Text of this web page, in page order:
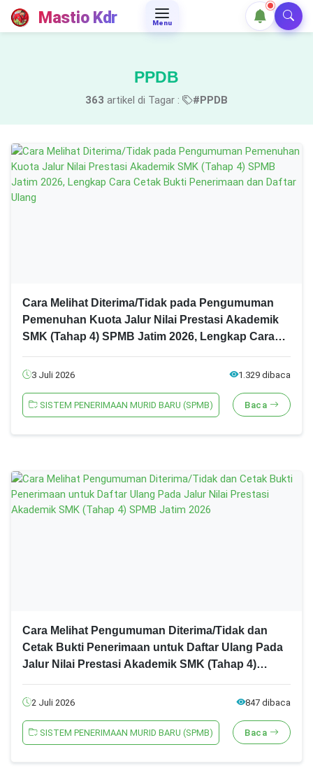
Mastio Kdr Menu
PPDB
363 artikel di Tagar : #PPDB
Cara Melihat Diterima/Tidak pada Pengumuman
Pemenuhan Kuota Jalur Nilai Prestasi Akademik
SMK (Tahap 4) SPMB Jatim 2026, Lengkap Cara
3 Juli 2026 1.329 dibaca
SISTEM PENERIMAAN MURID BARU (SPMB) Baca
Cara Melihat Pengumuman Diterima/Tidak dan
Cetak Bukti Penerimaan untuk Daftar Ulang Pada
Jalur Nilai Prestasi Akademik SMK (Tahap 4)
2 Juli 2026 847 dibaca
SISTEM PENERIMAAN MURID BARU (SPMB) Baca